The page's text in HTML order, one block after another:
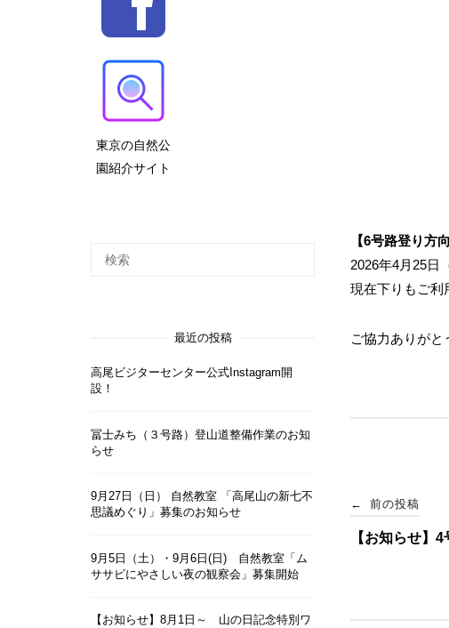
【6号路登り方
2026年4月25日
現在下りもご利
ご協力ありがと
投
稿
← 前の投稿
【お知らせ】
東京の自然公
園紹介サイト
最近の投稿
高尾ビジターセンター公式Instagram開
設！
冨士みち（３号路）登山道整備作業のお知
らせ
9月27日（日） 自然教室 「高尾山の新七不
思議めぐり」募集のお知らせ
9月5日（土）・9月6日(日) 自然教室「ム
ササビにやさしい夜の観察会」募集開始
【お知らせ】8月1日～ 山の日記念特別ワ